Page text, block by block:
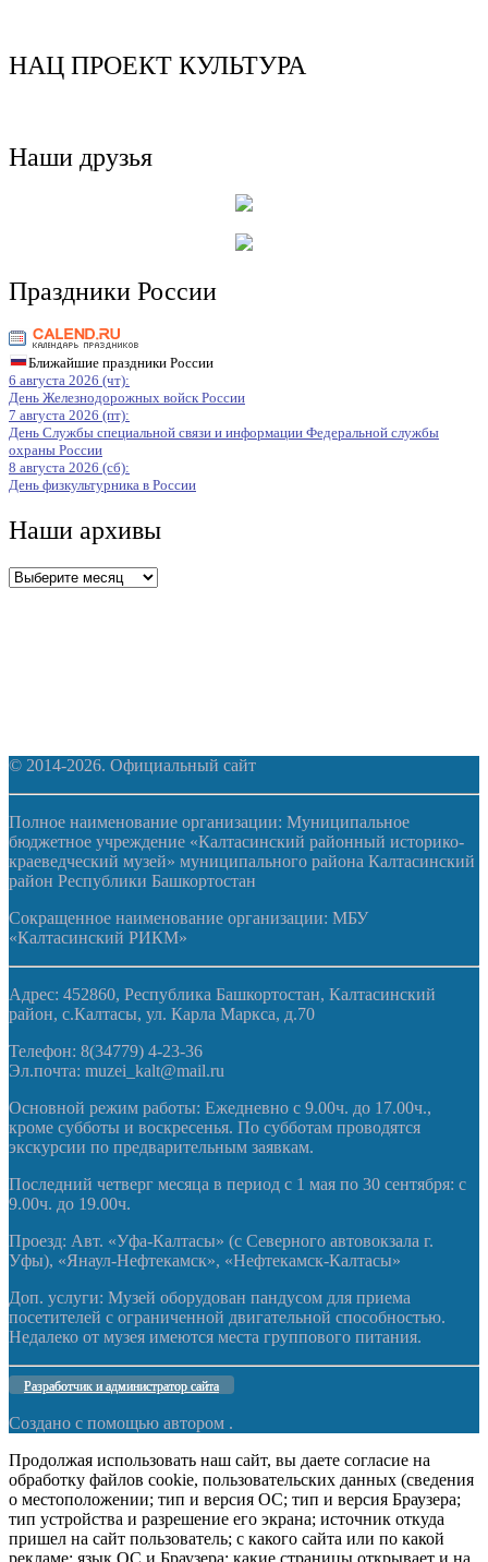
НАЦ ПРОЕКТ КУЛЬТУРА
Наши друзья
Праздники России
Ближайшие праздники России
6 августа 2026 (чт):
День Железнодорожных войск России
7 августа 2026 (пт):
День Службы специальной связи и информации Федеральной службы
охраны России
8 августа 2026 (сб):
День физкультурника в России
Наши архивы
Наши
© 2014-2026. Официальный сайт
Полное наименование организации: Муниципальное
бюджетное учреждение «Калтасинский районный историко-
краеведческий музей» муниципального района Калтасинский
район Республики Башкортостан
Сокращенное наименование организации: МБУ
«Калтасинский РИКМ»
Адрес: 452860, Республика Башкортостан, Калтасинский
район, с.Калтасы, ул. Карла Маркса, д.70
Телефон: 8(34779) 4-23-36
Эл.почта: muzei_kalt@mail.ru
Основной режим работы: Ежедневно с 9.00ч. до 17.00ч.,
кроме субботы и воскресенья. По субботам проводятся
экскурсии по предварительным заявкам.
Последний четверг месяца в период с 1 мая по 30 сентября: с
9.00ч. до 19.00ч.
Проезд: Авт. «Уфа-Калтасы» (с Северного автовокзала г.
Уфы), «Янаул-Нефтекамск», «Нефтекамск-Калтасы»
Доп. услуги: Музей оборудован пандусом для приема
посетителей с ограниченной двигательной способностью.
Недалеко от музея имеются места группового питания.
Разработчик и администратор сайта
Создано с помощью автором .
Продолжая использовать наш сайт, вы даете согласие на
обработку файлов cookie, пользовательских данных (сведения
о местоположении; тип и версия ОС; тип и версия Браузера;
тип устройства и разрешение его экрана; источник откуда
пришел на сайт пользователь; с какого сайта или по какой
рекламе; язык ОС и Браузера; какие страницы открывает и на